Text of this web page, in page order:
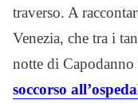
traverso. A
Venezia, che tra i
notte di
soccorso